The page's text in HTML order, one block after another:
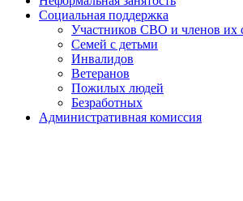
Социальная поддержка
Участников СВО и членов их
Семей с детьми
Инвалидов
Ветеранов
Пожилых людей
Безработных
Административная комиссия